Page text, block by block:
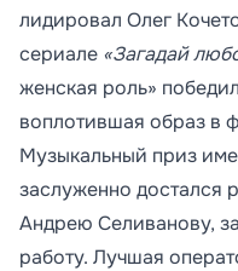
лидировал Олег
сериале «Загадай
женская роль»
воплотившая образ в
Музыкальный приз
заслуженно достался
Андрею Селиванову,
работу. Лучшая